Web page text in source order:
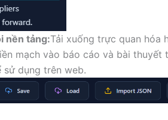
nền tảng:Tải xuống trực quan hóa
mạch vào báo cáo và bài
dụng trên web.